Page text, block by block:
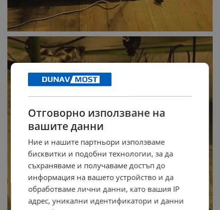
Отговорно използване на
вашите данни
Ние и нашите партньори използваме
бисквитки и подобни технологии, за да
съхраняваме и получаваме достъп до
информация на вашето устройство и да
обработваме лични данни, като вашия IP
адрес, уникални идентификатори и данни